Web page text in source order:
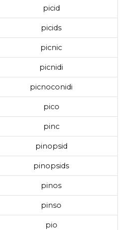
picid
picids
picnic
picnidi
picnoconidi
pico
pinc
pinopsid
pinopsids
pinos
pinso
pio